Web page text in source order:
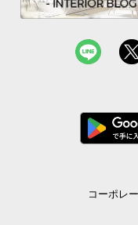
コーポレ